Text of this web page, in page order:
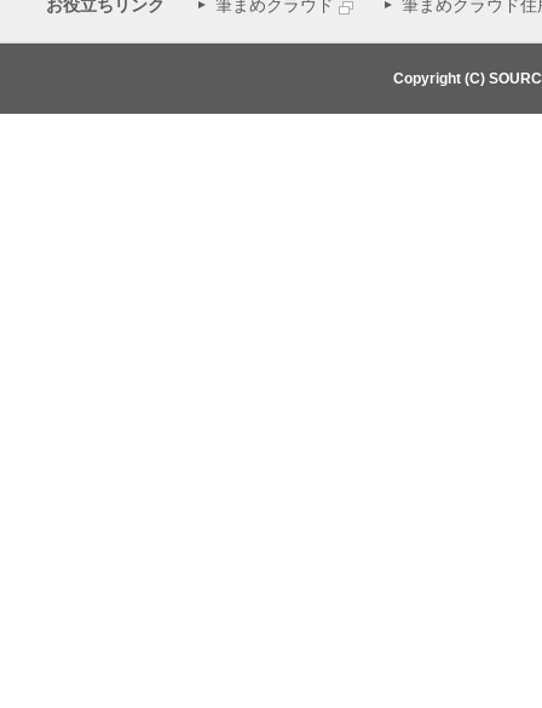
お役立ちリンク 筆まめクラウド 筆まめクラウド住
Copyright (C)